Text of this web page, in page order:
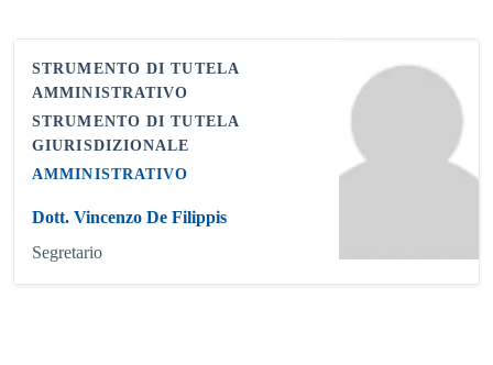
STRUMENTO DI TUTELA
AMMINISTRATIVO
STRUMENTO DI TUTELA
GIURISDIZIONALE
AMMINISTRATIVO
Dott. Vincenzo De Filippis
Segretario